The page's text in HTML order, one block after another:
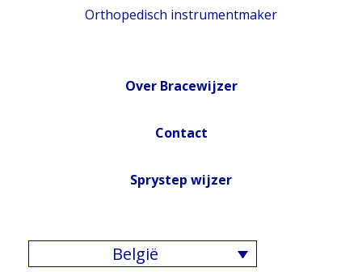
Orthopedisch instrumentmaker
Over Bracewijzer
Contact
Sprystep wijzer
België